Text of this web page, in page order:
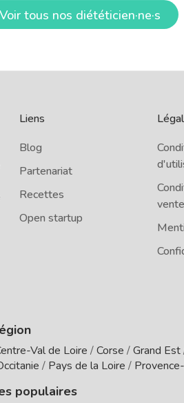
Voir tous nos diététicien·ne·s
Liens
Blog
Partenariat
Recettes
Open startup
Légal
vente
Val de Loire /Corse /Grand Est
/ Pays de la Loire /
populaires